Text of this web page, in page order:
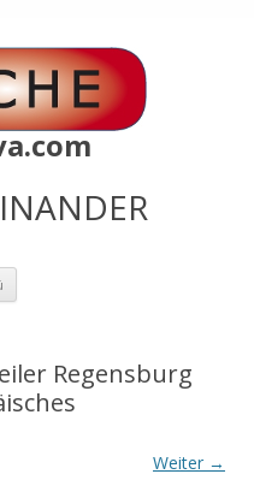
Zum
springen
Regensburg
Weiter →